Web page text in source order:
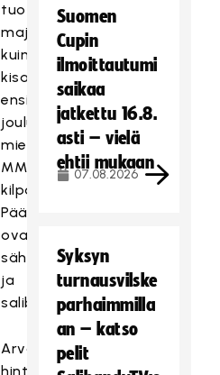
tuotepalkintoja,
majoituspaketteja
kuin
kisamatka
ensi
joulukuun
miesten
MM-
kilpailuihin.
Pääpalkintoina
ovat
sähköskootteri
ja
salibandykaukalo.
Arvan
hinta
Suomen
Cupin
ilmoittautumi
saikaa
jatkettu 16.8.
asti – vielä
ehtii mukaan
07.08.2026
Syksyn
turnausvilske
parhaimmilla
an – katso
pelit